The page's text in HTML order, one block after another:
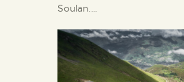
Soulan.…